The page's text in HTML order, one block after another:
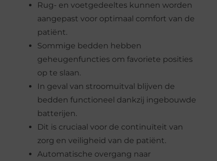
Rug- en voetgedeeltes kunnen worden
aangepast voor optimaal comfort van de
patiënt.
Sommige bedden hebben
geheugenfuncties om favoriete posities
op te slaan.
In geval van stroomuitval blijven de
bedden functioneel dankzij ingebouwde
batterijen.
Dit is cruciaal voor de continuïteit van
zorg en veiligheid van de patiënt.
Automatische overgang naar